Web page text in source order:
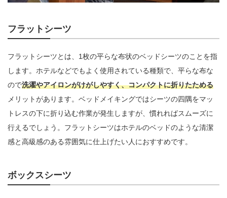
フラットシーツ
フラットシーツとは、1枚の平らな布状のベッドシーツのことを指
します。ホテルなどでもよく使用されている種類で、平らな布な
ので洗濯やアイロンがけがしやすく、コンパクトに折りたためる
メリットがあります。ベッドメイキングではシーツの四隅をマッ
トレスの下に折り込む作業が発生しますが、慣れればスムーズに
行えるでしょう。フラットシーツはホテルのベッドのような清潔
感と高級感のある雰囲気に仕上げたい人におすすめです。
ボックスシーツ